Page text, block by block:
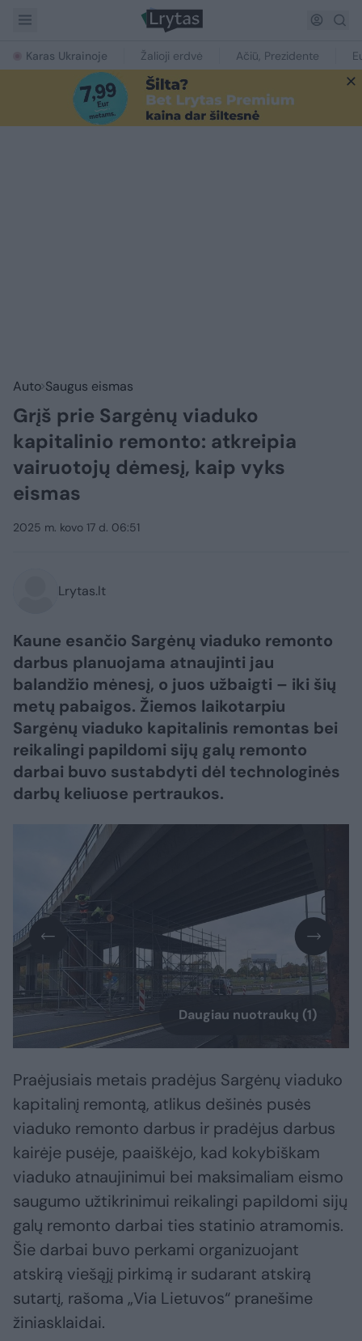
Karas Ukrainoje Žalioji erdvė Ačiū, Prezidente
Auto Saugus eismas
Grįš prie Sargėnų viaduko
kapitalinio remonto: atkreipia
vairuotojų dėmesį, kaip vyks
eismas
2025 m. kovo 17 d. 06:51
Lrytas.lt
Kaune esančio Sargėnų viaduko remonto
darbus planuojama atnaujinti jau
balandžio mėnesį, o juos užbaigti – iki šių
metų pabaigos. Žiemos laikotarpiu
Sargėnų viaduko kapitalinis remontas bei
reikalingi papildomi sijų galų remonto
darbai buvo sustabdyti dėl technologinės
darbų keliuose pertraukos.
Daugiau nuotraukų (1)
Praėjusiais metais pradėjus Sargėnų viaduko
kapitalinį remontą, atlikus dešinės pusės
viaduko remonto darbus ir pradėjus darbus
kairėje pusėje, paaiškėjo, kad kokybiškam
viaduko atnaujinimui bei maksimaliam eismo
saugumo užtikrinimui reikalingi papildomi sijų
galų remonto darbai ties statinio atramomis.
Šie darbai buvo perkami organizuojant
atskirą viešąjį pirkimą ir sudarant atskirą
sutartį, rašoma „Via Lietuvos“ pranešime
žiniasklaidai.